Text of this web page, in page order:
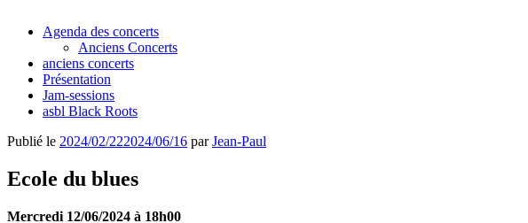
Agenda des concerts
Anciens Concerts
anciens concerts
Présentation
Jam-sessions
asbl Black Roots
Publié le 2024/02/222024/06/16 parJean-Paul
Ecole du blues
Mercredi 12/06/2024 à 18h00